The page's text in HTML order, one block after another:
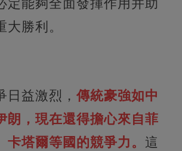
定能夠全面發揮作用并助
勝利。
日益激烈， 傳統豪強如中
朗，現在還得擔心來自菲
卡塔爾等國的競爭力。 這